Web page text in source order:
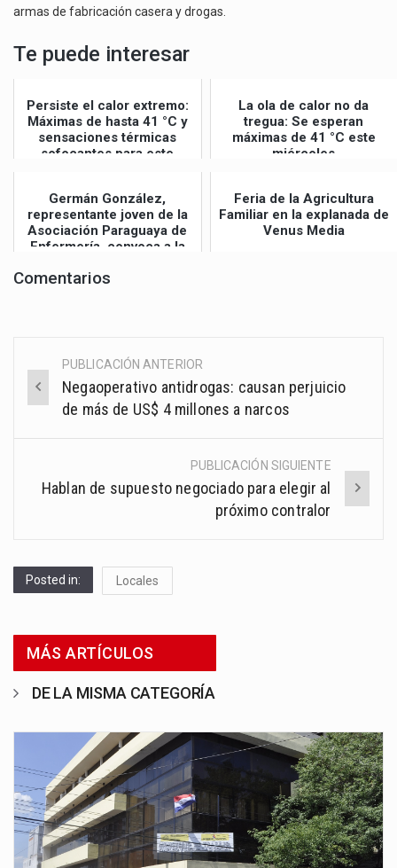
armas de fabricación casera y drogas.
Te puede interesar
Persiste el calor extremo:
Máximas de hasta 41 °C y
sensaciones térmicas
sofocantes para este
La ola de calor no da
tregua: Se esperan
máximas de 41 °C este
miércoles
Germán González,
representante joven de la
Asociación Paraguaya de
Enfermería, convoca a la
Feria de la Agricultura
Familiar en la explanada de
Venus Media
Comentarios
Post
navigation
PUBLICACIÓN ANTERIOR
Negaoperativo antidrogas: causan perjuicio
de más de US$ 4 millones a narcos
PUBLICACIÓN SIGUIENTE
Hablan de supuesto negociado para elegir al
próximo contralor
Posted in: Locales
MÁS ARTÍCULOS
DE LA MISMA CATEGORÍA